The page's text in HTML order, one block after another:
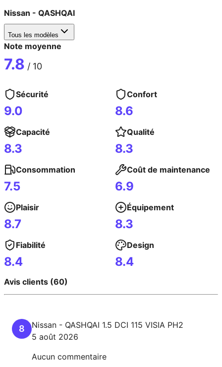
Nissan - QASHQAI
Tous les modèles
Note moyenne
7.8 / 10
Sécurité
9.0
Confort
8.6
Capacité
8.3
Qualité
8.3
Consommation
7.5
Coût de maintenance
6.9
Plaisir
8.7
Équipement
8.3
Fiabilité
8.4
Design
8.4
Avis clients (60)
8 Nissan - QASHQAI 1.5 DCI 115 VISIA PH2
5 août 2026
Aucun commentaire